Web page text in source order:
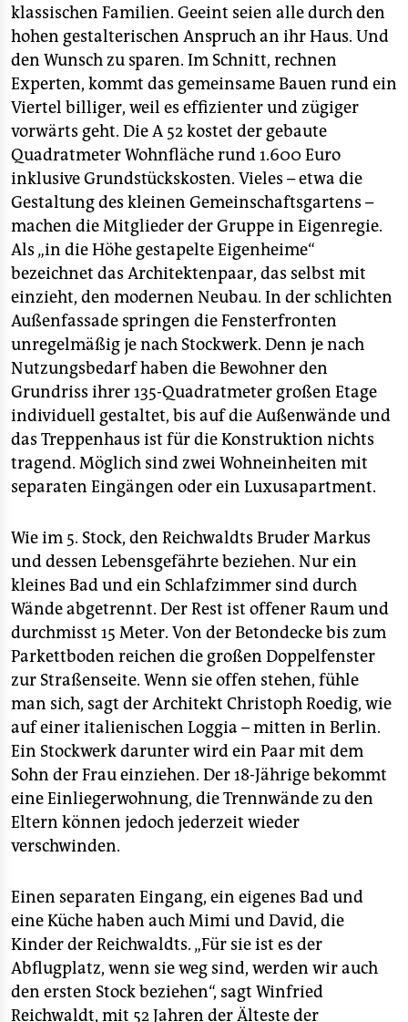
klassischen Familien. Geeint seien alle durch den
hohen gestalterischen Anspruch an ihr Haus. Und
den Wunsch zu sparen. Im Schnitt, rechnen
Experten, kommt das gemeinsame Bauen rund ein
Viertel billiger, weil es effizienter und zügiger
vorwärts geht. Die A 52 kostet der gebaute
Quadratmeter Wohnfläche rund 1.600 Euro
inklusive Grundstückskosten. Vieles – etwa die
Gestaltung des kleinen Gemeinschaftsgartens –
machen die Mitglieder der Gruppe in Eigenregie.
Als „in die Höhe gestapelte Eigenheime“
bezeichnet das Architektenpaar, das selbst mit
einzieht, den modernen Neubau. In der schlichten
Außenfassade springen die Fensterfronten
unregelmäßig je nach Stockwerk. Denn je nach
Nutzungsbedarf haben die Bewohner den
Grundriss ihrer 135-Quadratmeter großen Etage
individuell gestaltet, bis auf die Außenwände und
das Treppenhaus ist für die Konstruktion nichts
tragend. Möglich sind zwei Wohneinheiten mit
separaten Eingängen oder ein Luxusapartment.
Wie im 5. Stock, den Reichwaldts Bruder Markus
und dessen Lebensgefährte beziehen. Nur ein
kleines Bad und ein Schlafzimmer sind durch
Wände abgetrennt. Der Rest ist offener Raum und
durchmisst 15 Meter. Von der Betondecke bis zum
Parkettboden reichen die großen Doppelfenster
zur Straßenseite. Wenn sie offen stehen, fühle
man sich, sagt der Architekt Christoph Roedig, wie
auf einer italienischen Loggia – mitten in Berlin.
Ein Stockwerk darunter wird ein Paar mit dem
Sohn der Frau einziehen. Der 18-Jährige bekommt
eine Einliegerwohnung, die Trennwände zu den
Eltern können jedoch jederzeit wieder
verschwinden.
Einen separaten Eingang, ein eigenes Bad und
eine Küche haben auch Mimi und David, die
Kinder der Reichwaldts. „Für sie ist es der
Abflugplatz, wenn sie weg sind, werden wir auch
den ersten Stock beziehen“, sagt Winfried
Reichwaldt, mit 52 Jahren der Älteste der